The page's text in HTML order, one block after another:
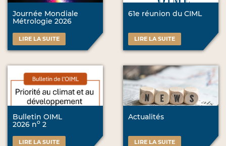
Journée Mondiale
Métrologie 2026
LIRE LA SUITE
61e réunion du CIML
LIRE LA SUITE
Bulletin OIML
2026 no 2
LIRE LA SUITE
Actualités
LIRE LA SUITE